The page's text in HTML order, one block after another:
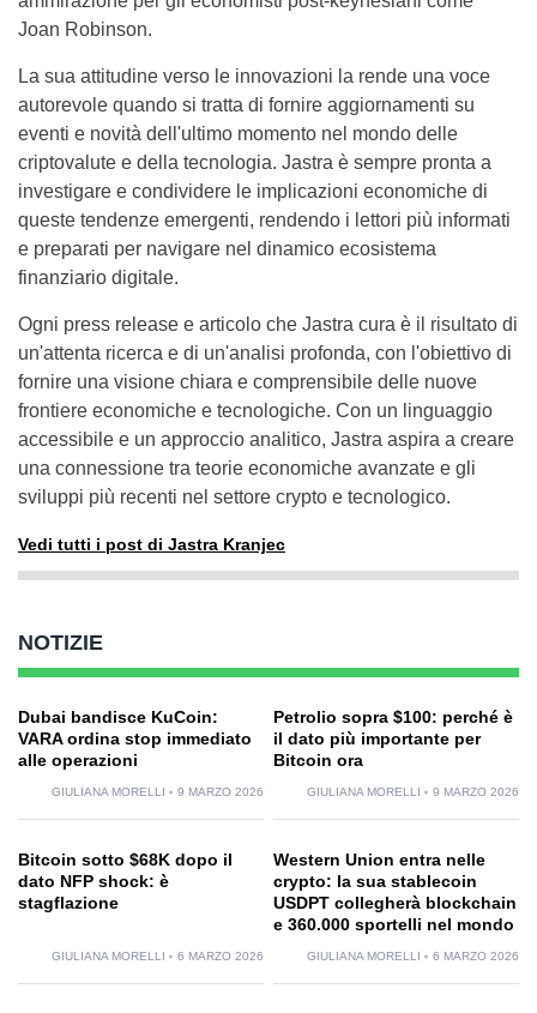
Joan Robinson.
La sua attitudine verso le innovazioni la rende una voce
autorevole quando si tratta di fornire aggiornamenti su
eventi e novità dell'ultimo momento nel mondo delle
criptovalute e della tecnologia. Jastra è sempre pronta a
investigare e condividere le implicazioni economiche di
queste tendenze emergenti, rendendo i lettori più informati
e preparati per navigare nel dinamico ecosistema
finanziario digitale.
Ogni press release e articolo che Jastra cura è il risultato di
un'attenta ricerca e di un'analisi profonda, con l'obiettivo di
fornire una visione chiara e comprensibile delle nuove
frontiere economiche e tecnologiche. Con un linguaggio
accessibile e un approccio analitico, Jastra aspira a creare
una connessione tra teorie economiche avanzate e gli
sviluppi più recenti nel settore crypto e tecnologico.
Vedi tutti i post di Jastra Kranjec
NOTIZIE
Dubai bandisce KuCoin:
VARA ordina stop immediato
alle operazioni
GIULIANA MORELLI 9 MARZO 2026
Petrolio sopra $100: perché è
il dato più importante per
Bitcoin ora
GIULIANA MORELLI 9 MARZO 2026
Bitcoin sotto $68K dopo il
dato NFP shock: è
stagflazione
GIULIANA MORELLI 6 MARZO 2026
Western Union entra nelle
crypto: la sua stablecoin
USDPT collegherà blockchain
e 360.000 sportelli nel mondo
GIULIANA MORELLI 6 MARZO 2026